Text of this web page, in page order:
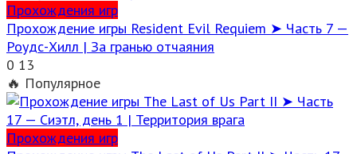
Прохождения игр
Прохождение игры Resident Evil Requiem ➤ Часть 7 —
Роудс-Хилл | За гранью отчаяния
0 13
🔥 Популярное
Прохождения игр